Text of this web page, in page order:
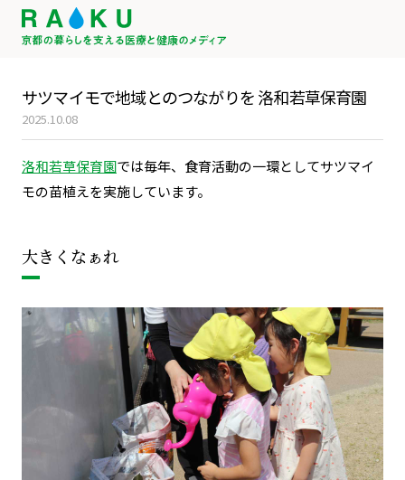
サツマイモで地域とのつながりを 洛和若草保育園
2025.10.08
洛和若草保育園では毎年、食育活動の一環としてサツマイ
モの苗植えを実施しています。
大きくなぁれ